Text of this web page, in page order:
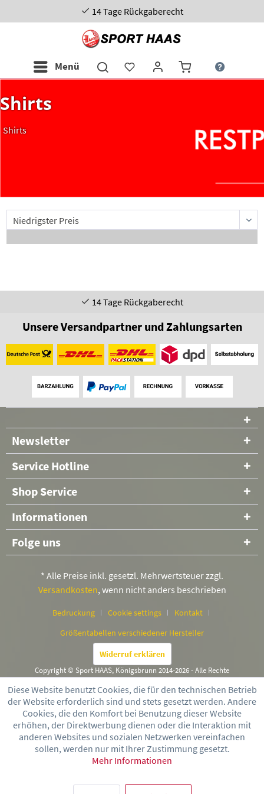
14 Tage Rückgaberecht
Menü
Shirts
Shirts
14 Tage Rückgaberecht
Unsere Versandpartner und Zahlungsarten
Newsletter
Service Hotline
Shop Service
Informationen
Folge uns
* Alle Preise inkl. gesetzl. Mehrwertsteuer zzgl.
Versandkosten, wenn nicht anders beschrieben
Bedruckung Cookie settings
Kontakt
Größentabellen verschiedener Hersteller
Widerruf erklären
Copyright © Sport HAAS, Königsbrunn 2014-2026 - Alle Rechte
vorbehalten
Diese Website benutzt Cookies, die für den technischen Betrieb
der Website erforderlich sind und stets gesetzt werden. Andere
Cookies, die den Komfort bei Benutzung dieser Website
erhöhen, der Direktwerbung dienen oder die Interaktion mit
anderen Websites und sozialen Netzwerken vereinfachen
sollen, werden nur mit Ihrer Zustimmung gesetzt.
Mehr Informationen